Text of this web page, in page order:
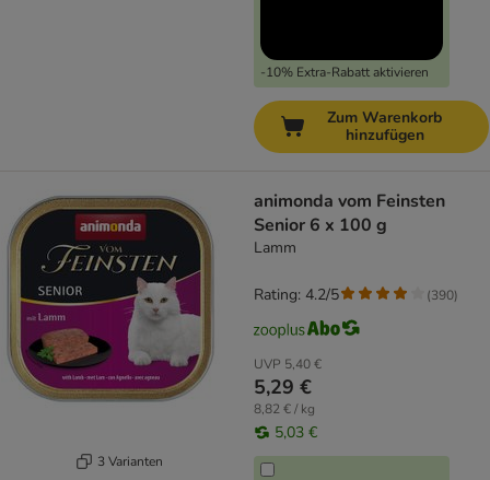
-10% Extra-Rabatt aktivieren
Zum Warenkorb
hinzufügen
3 Varianten
animonda vom Feinsten
Senior 6 x 100 g
Lamm
UVP 5,40 €
5,29 €
8,82 € / kg
5,03 €
Rating: 4.2/5 (390)